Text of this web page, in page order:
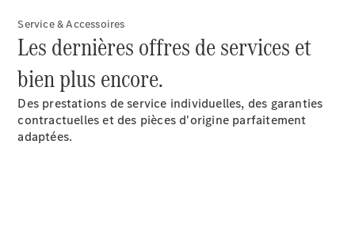
vous SAV
Rechercher
Distributeur
Service & Accessoires
Les dernières offres de services et
bien plus encore.
Des prestations de service individuelles, des garanties
contractuelles et des pièces d'origine parfaitement
adaptées.